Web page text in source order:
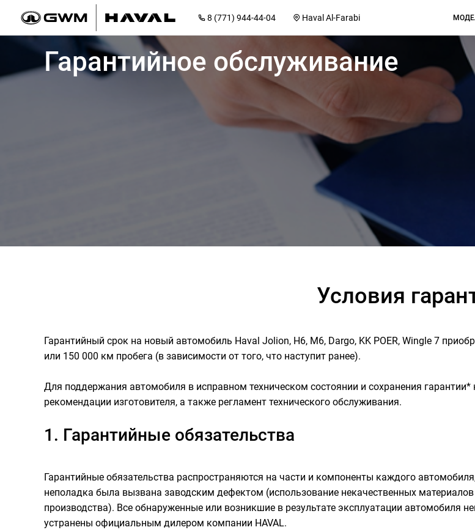
8 (771) 944-44-04 Haval Al-Farabi
Гарантийное обслуживание
Условия
Гарантийный срок на новый автомобиль Haval Jolion, H6, M6, Dargo, KK POER, Wingle 7
или 150 000 км пробега (в зависимости от того, что наступит ранее).
Для поддержания автомобиля в исправном техническом состоянии и сохранения
рекомендации изготовителя, а также регламент технического обслуживания.
1. Гарантийные обязательства
Гарантийные обязательства распространяются на части и компоненты каждого
неполадка была вызвана заводским дефектом (использование некачественных
производства). Все обнаруженные или возникшие в результате эксплуатации автомобиля
устранены официальным дилером компании HAVAL.